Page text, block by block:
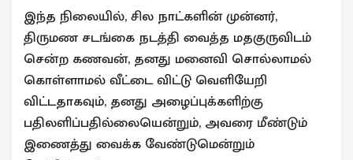
இந்த நிலையில், சில நாட்களின் முன்னர்,
திருமண சடங்கை நடத்தி வைத்த மதகுருவிடம்
சென்ற கணவன், தனது மனைவி சொல்லாமல்
கொள்ளாமல் வீட்டை விட்டு வெளியேறி
விட்டதாகவும், தனது அழைப்புக்களிற்கு
பதிலளிப்பதில்லையென்றும், அவரை மீண்டும்
இணைத்து வைக்க வேண்டுமென்றும்